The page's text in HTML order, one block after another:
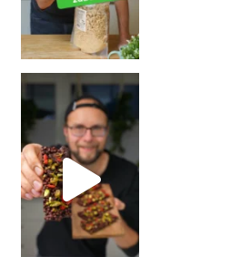
| Rezept
| W